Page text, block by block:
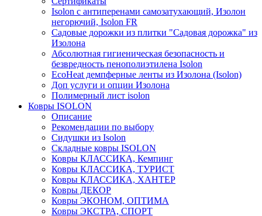
Isolon с антиперенами самозатухающий, Изолон
негорючий, Isolon FR
Садовые дорожки из плитки "Садовая дорожка" из
Изолона
Абсолютная гигиеническая безопасность и
безвредность пенополиэтилена Isolon
EcoHeat демпферные ленты из Изолона (Isolon)
Доп услуги и опции Изолона
Полимерный лист isolon
Ковры ISOLON
Описание
Рекомендации по выбору
Сидушки из Isolon
Складные ковры ISOLON
Ковры КЛАССИКА, Кемпинг
Ковры КЛАССИКА, ТУРИСТ
Ковры КЛАССИКА, ХАНТЕР
Ковры ДЕКОР
Ковры ЭКОНОМ, ОПТИМА
Ковры ЭКСТРА, СПОРТ